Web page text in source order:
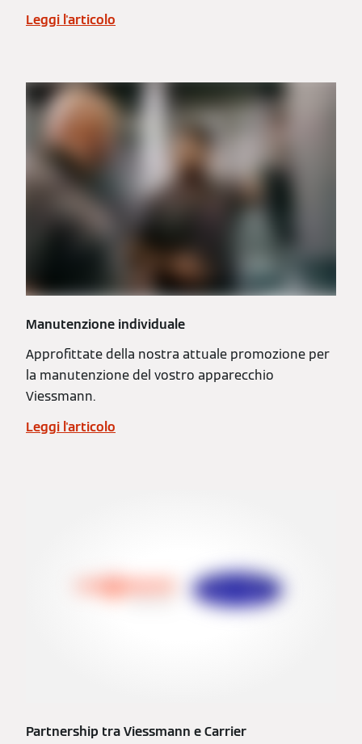
Leggi l'articolo
Manutenzione individuale
Approfittate della nostra attuale promozione per
la manutenzione del vostro apparecchio
Viessmann.
Leggi l'articolo
Partnership tra Viessmann e Carrier